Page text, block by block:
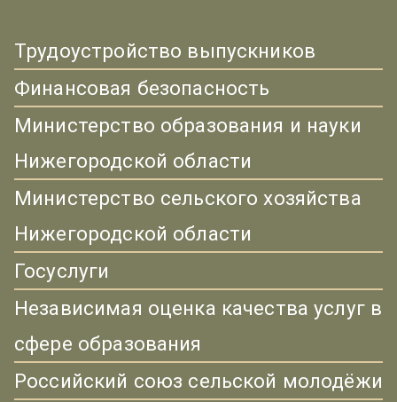
Трудоустройство выпускников
Финансовая безопасность
Министерство образования и науки
Нижегородской области
Министерство сельского хозяйства
Нижегородской области
Госуслуги
Независимая оценка качества услуг в
сфере образования
Российский союз сельской молодёжи